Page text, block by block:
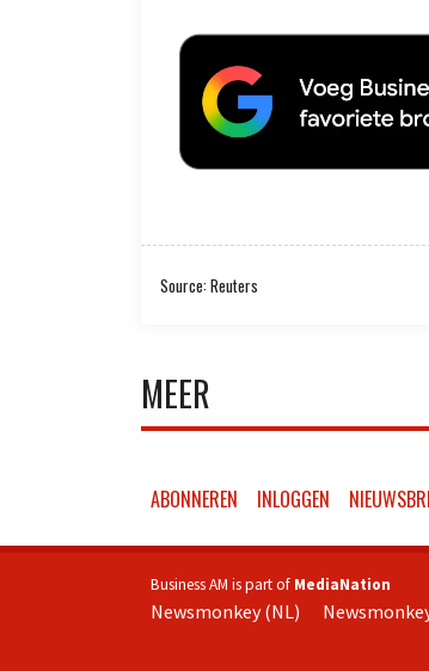
Source: Reuters
MEER
ABONNEREN INLOGGEN
Business AM is part of MediaNation
Newsmonkey (NL)